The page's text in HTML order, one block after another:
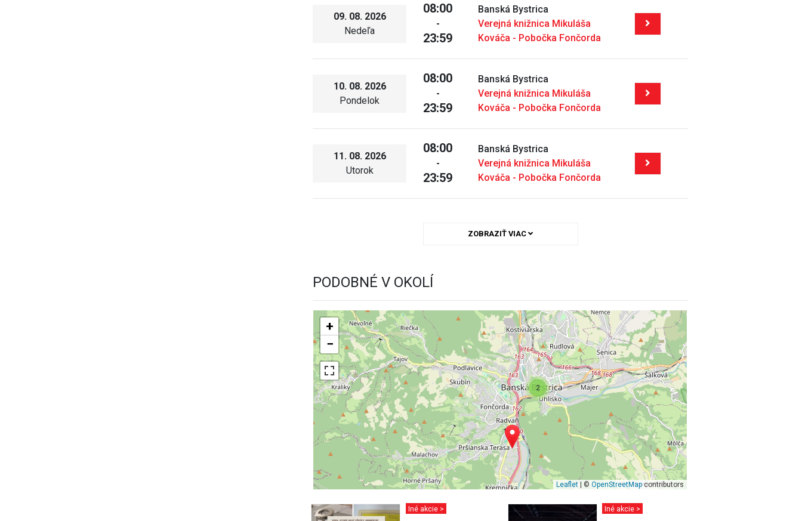
09. 08. 2026
Nedeľa
08:00
-
23:59
Banská Bystrica
Verejná knižnica Mikuláša
Kováča - Pobočka Fončorda
10. 08. 2026
Pondelok
08:00
-
23:59
Banská Bystrica
Verejná knižnica Mikuláša
Kováča - Pobočka Fončorda
11. 08. 2026
Utorok
08:00
-
23:59
Banská Bystrica
Verejná knižnica Mikuláša
Kováča - Pobočka Fončorda
ZOBRAZIŤ VIAC
PODOBNÉ V OKOLÍ
2
+
−
Leaflet | ©OpenStreetMapcontributors
Iné akcie > Iné akcie >